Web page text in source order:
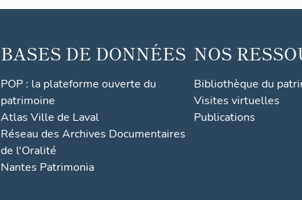
BASES DE DONNÉES
POP : la plateforme ouverte du
patrimoine
Atlas Ville de Laval
Réseau des Archives Documentaires
de l'Oralité
Nantes Patrimonia
NOS
Bibliothèque du
Visites virtuelles
Publications